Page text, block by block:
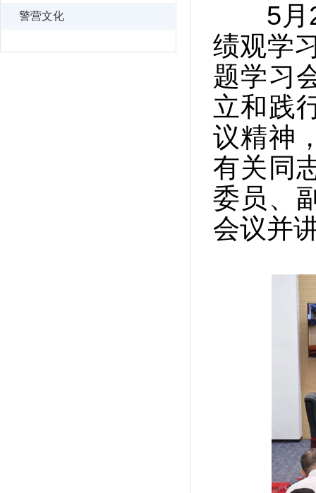
警营文化
5月25
绩观学
题学习
立和践
议精神
有关同
委员、
会议并